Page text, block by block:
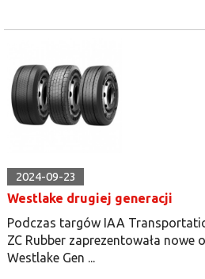
2024-09-23
Westlake drugiej generacji
Podczas targów IAA
ZC Rubber zaprezentowała nowe
Westlake Gen ...